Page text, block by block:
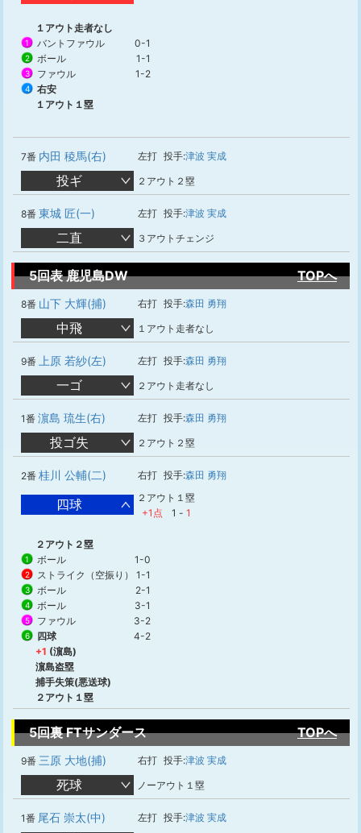
１アウト走者なし
1 バントファウル 0-1
2 ボール 1-1
3 ファウル 1-2
4
右安
１アウト１塁
7番 内田 稜馬(右) 左打 投手:津波 実成
投ギ ２アウト２塁
8番 東城 匠(一) 左打 投手:津波 実成
二直 ３アウトチェンジ
5回表 鹿児島DW TOPへ
8番 山下 大輝(捕) 右打 投手:森田 勇翔
中飛 １アウト走者なし
9番 上原 若紗(左) 左打 投手:森田 勇翔
一ゴ ２アウト走者なし
1番 濵島 琉生(右) 左打 投手:森田 勇翔
投ゴ失 ２アウト２塁
2番 桂川 公輔(二) 右打 投手:森田 勇翔
四球
２アウト１塁
+1点
1 - 1
２アウト２塁
1 ボール 1-0
2 ストライク（空振り） 1-1
3 ボール 2-1
4 ボール 3-1
5 ファウル 3-2
6 四球
4-2
+1 (濵島)
濵島盗塁
捕手失策(悪送球)
２アウト１塁
5回裏 FTサンダース TOPへ
9番 三原 大地(捕) 右打 投手:津波 実成
死球 ノーアウト１塁
1番 尾石 崇太(中) 左打 投手:津波 実成